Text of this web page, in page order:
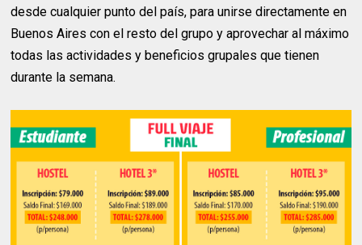
desde cualquier punto del país, para unirse directamente en
Buenos Aires con el resto del grupo y aprovechar al máximo
todas las actividades y beneficios grupales que tienen
durante la semana.